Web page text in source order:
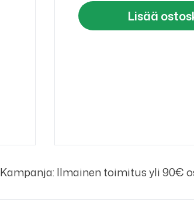
Lisää
Kampanja: Ilmainen toimitus yli 90€